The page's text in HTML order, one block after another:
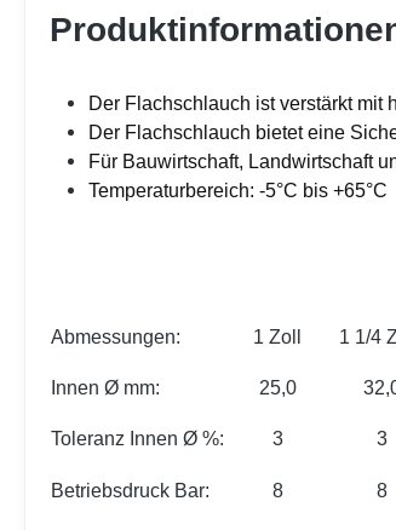
Der Flachschlauch ist verstärkt mit
Der Flachschlauch bietet eine
Für Bauwirtschaft, Landwirtschaft
Temperaturbereich: -5°C bis +65°C
Abmessungen: 1 Zoll 1 1/4
Innen Ø mm: 25,0
Toleranz Innen Ø %: 3 3
Betriebsdruck Bar: 8 8